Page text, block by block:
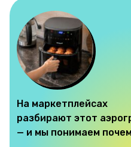
На маркетплейсах
разбирают этот
— и мы понимаем